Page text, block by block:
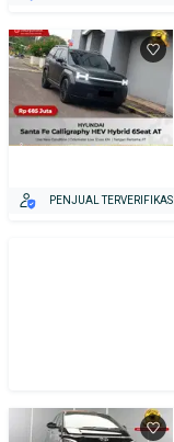
PENJUAL TERVERIFIKASI